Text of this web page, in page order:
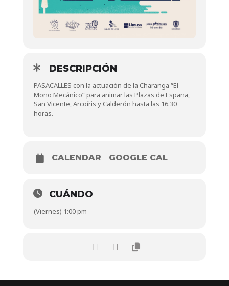
DESCRIPCIÓN
PASACALLES con la actuación de la Charanga “El
Mono Mecánico” para animar las Plazas de España,
San Vicente, Arcoíris y Calderón hasta las 16.30
horas.
CALENDAR GOOGLE CAL
CUÁNDO
(Viernes) 1:00 pm